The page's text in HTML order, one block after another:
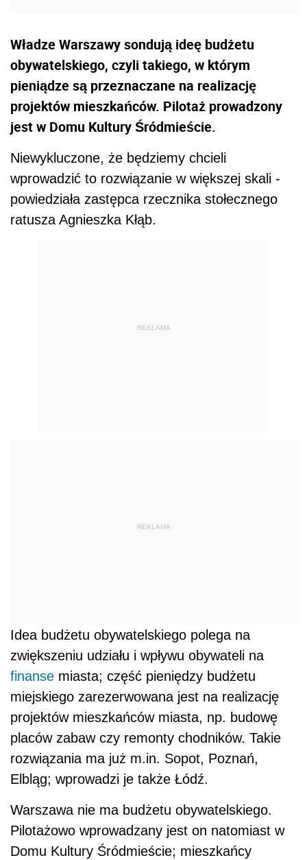
Władze Warszawy sondują ideę budżetu
obywatelskiego, czyli takiego, w którym
pieniądze są przeznaczane na realizację
projektów mieszkańców. Pilotaż prowadzony
jest w Domu Kultury Śródmieście.
Niewykluczone, że będziemy chcieli
wprowadzić to rozwiązanie w większej skali -
powiedziała zastępca rzecznika stołecznego
ratusza Agnieszka Kłąb.
REKLAMA
REKLAMA
Idea budżetu obywatelskiego polega na
zwiększeniu udziału i wpływu obywateli na
finanse miasta; część pieniędzy budżetu
miejskiego zarezerwowana jest na realizację
projektów mieszkańców miasta, np. budowę
placów zabaw czy remonty chodników. Takie
rozwiązania ma już m.in. Sopot, Poznań,
Elbląg; wprowadzi je także Łódź.
Warszawa nie ma budżetu obywatelskiego.
Pilotażowo wprowadzany jest on natomiast w
Domu Kultury Śródmieście; mieszkańcy